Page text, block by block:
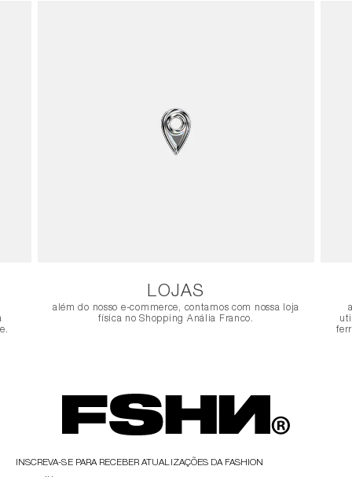
LOJAS
além do nosso e-commerce, contamos com nossa loja
física no Shopping Anália Franco.
INSCREVA-SE PARA RECEBER ATUALIZAÇÕES DA FASHION